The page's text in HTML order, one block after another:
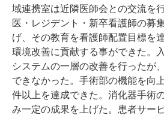
域連携室は近隣医師会との交流を
医・レジデント・新卒看護師の募
げ、その教育を看護師配置目標を
環境改善に貢献する事ができた。
システムの一層の改善を行ったが
できなかった。手術部の機能を向
件以上を達成できた。消化器手術
み一定の成果を上げた。患者サー